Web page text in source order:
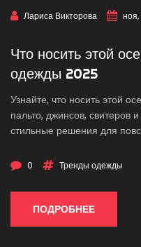
Лариса Викторова
Что носить этой
одежды 2025
Узнайте, что носить этой
пальто, джинсов, свитеров
стильные решения для
0 Тренды одежды
ПОДРОБНЕЕ